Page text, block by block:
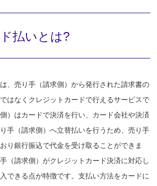
払いとは?
、売り手（請求側）から発行された請求書の
はなくクレジットカードで行えるサービスで
）はカードで決済を行い、カード会社や決済
手（請求側）へ立替払いを行うため、売り手
り銀行振込で代金を受け取ることができま
（請求側）がクレジットカード決済に対応し
できる点が特徴です。支払い方法をカードに